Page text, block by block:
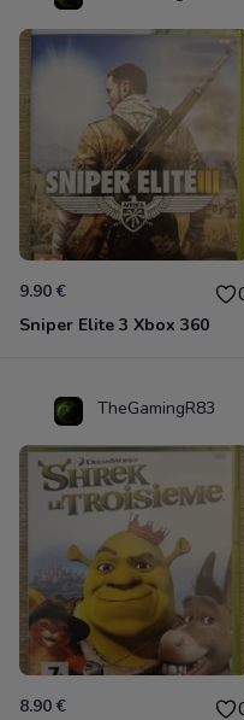
9.90 €
Sniper Elite 3 Xbox 360
TheGamingR83
8.90 €